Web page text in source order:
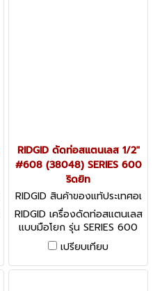
RIDGID ดัดท่อสแตนเลส 1/2"
#608 (38048) SERIES 600
ริดยิท
RIDGID สินค้าของแท้ประเทศอเ
มริกา 38048
RIDGID เครื่องดัดท่อสแตนเลส
แบบมือโยก รุ่น SERIES 600
TUBE BENDER ถูกออกแบบมา
เพื่อใช้สำหรับดัดท่อสแตนเลส,
ไททาเนียม และท่อชนิดต่างๆ
เปรียบเทียบ